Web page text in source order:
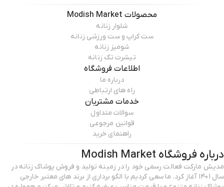
محصولات Modish Market
شلوار زنانه
ست کراپ و ست ورزشی زنانه
شومیز زنانه
تیشرت تک زنانه
اطلاعات فروشگاه
درباره ما
راه های ارتباطی
خدمات مشتریان
سوالات متداول
قوانین مرجوعی
راهنمای خرید
درباره فروشگاه Modish Market
مدیش مارکت فعالت رسمی خود را در زمینه تولید و فروش پوشاک زنانه در
سال ۱۴۰۱ آغاز کرد. ما سعی کردیم با الگو برداری از برند های معتبر خارجی